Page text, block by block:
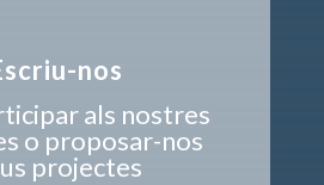
nos
als nostres
o proposar-nos
projectes